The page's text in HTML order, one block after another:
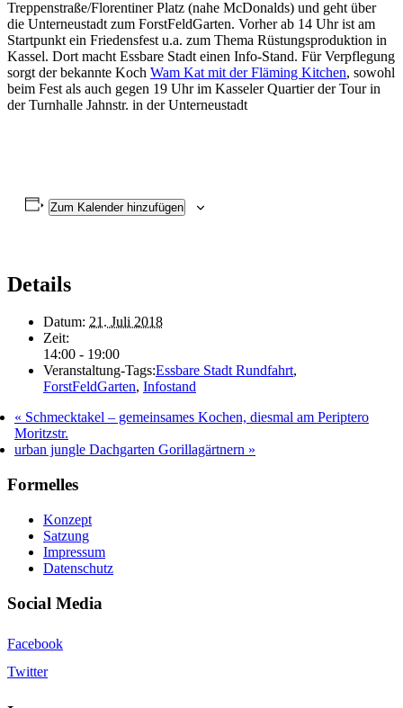
Treppenstraße/Florentiner Platz (nahe McDonalds) und geht über
die Unterneustadt zum ForstFeldGarten. Vorher ab 14 Uhr ist am
Startpunkt ein Friedensfest u.a. zum Thema Rüstungsproduktion in
Kassel. Dort macht Essbare Stadt einen Info-Stand. Für Verpflegung
sorgt der bekannte Koch Wam Kat mit der Fläming Kitchen, sowohl
beim Fest als auch gegen 19 Uhr im Kasseler Quartier der Tour in
der Turnhalle Jahnstr. in der Unterneustadt
Zum Kalender hinzufügen
Details
Datum: 21. Juli 2018
Zeit:
14:00 - 19:00
Veranstaltung-Tags:Essbare Stadt Rundfahrt,
ForstFeldGarten, Infostand
« Schmecktakel – gemeinsames Kochen, diesmal am Periptero
Moritzstr.
urban jungle Dachgarten Gorillagärtnern »
Formelles
Konzept
Satzung
Impressum
Datenschutz
Social Media
Facebook
Twitter